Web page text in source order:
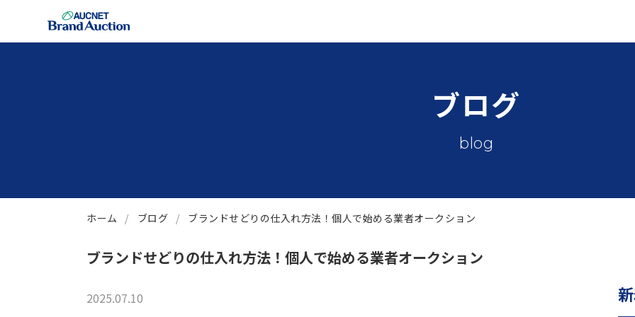
ブログ
blog
ホーム ブログ ブランドせどりの仕入れ方法！個人で始める業者オークション
ブランドせどりの仕入れ方法！個人で始める業者オークション
2025.07.10